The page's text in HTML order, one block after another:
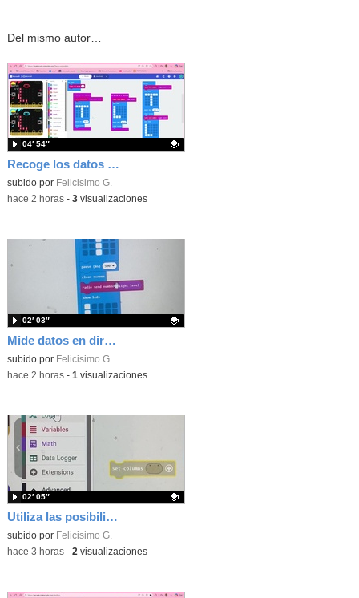
Del mismo autor…
Recoge los datos en una gráfica programando tu placa microbit con MakeCode y conoce la Tª y nivel de luz en este eclipse
Contenido educativo.
subido por Felicisimo G.
04′ 54″
-hace 2 horas- 3visualizaciones
Mide datos en directo usando tu placa microbit y programando con MakeCode dos placas conectadas por radio
Contenido educativo.
subido por Felicisimo G.
02′ 03″
-hace 2 horas- 1 visualizaciones
Utiliza las posibilidades de tu microbit programando com MakeCode para medir temperatura y nivel de luz con Datalogger
Contenido educativo.
subido por Felicisimo G.
02′ 05″
-hace 3 horas- 2 visualizaciones